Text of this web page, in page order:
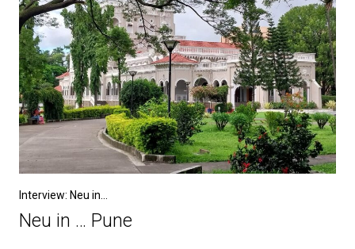
Interview: Neu in...
Neu in … Pune